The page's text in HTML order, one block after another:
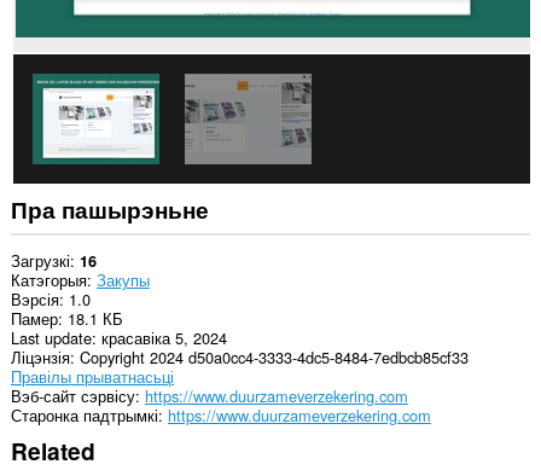
Пра пашырэньне
Загрузкі 16
Катэгорыя Закупы
Вэрсія 1.0
Памер 18.1 КБ
Last update красавіка 5, 2024
Ліцэнзія Copyright 2024 d50a0cc4-3333-4dc5-8484-7edbcb85cf33
Правілы прыватнасьці
Вэб-сайт сэрвісу https://www.duurzameverzekering.com
Старонка падтрымкі https://www.duurzameverzekering.com
Related